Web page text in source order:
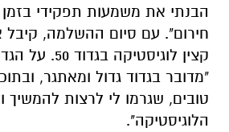
הבנתי את משמעות תפקידי בזמן
חירום". עם סיום ההשלמה,
קצין
"מדובר בגדוד גדול ומאתגר,
טובים, שגרמו לי לרצות להמשיך
הלוגיסטיקה".